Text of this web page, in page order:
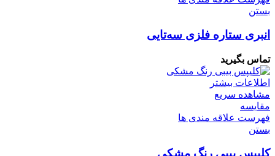
بستن
انبری ستاره فلزی سه‌تایی
تماس بگیرید
اطلاعات بیشتر
مشاهده سریع
مقایسه
فهرست علاقه مندی ها
بستن
کلیپس بیبی رنگ مشکی